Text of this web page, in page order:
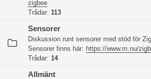
zigbee
Trådar: 113
Sensorer
Diskussion runt sensorer med stöd för
Sensorer finns här: https://www.m.nu/
Trådar: 14
Allmänt